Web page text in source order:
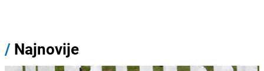
/ Najnovije